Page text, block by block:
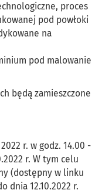
proces
pod powłoki
na
pod malowanie
będą zamieszczone
r. w godz. 14.00 -
r. W tym celu
(dostępny w linku
dnia 12.10.2022 r.